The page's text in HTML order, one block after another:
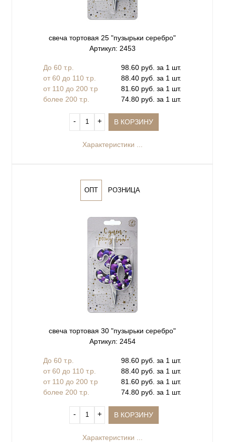
свеча тортовая 25 "пузырьки серебро"
Артикул: 2453
До 60 т.р.
98.60 руб. за 1 шт.
от 60 до 110 т.р.
88.40 руб. за 1 шт.
от 110 до 200 т.р
81.60 руб. за 1 шт.
более 200 т.р.
74.80 руб. за 1 шт.
‐ + В КОРЗИНУ
Характеристики ...
ОПТ РОЗНИЦА
свеча тортовая 30 "пузырьки серебро"
Артикул: 2454
До 60 т.р.
98.60 руб. за 1 шт.
от 60 до 110 т.р.
88.40 руб. за 1 шт.
от 110 до 200 т.р
81.60 руб. за 1 шт.
более 200 т.р.
74.80 руб. за 1 шт.
‐ + В КОРЗИНУ
Характеристики ...